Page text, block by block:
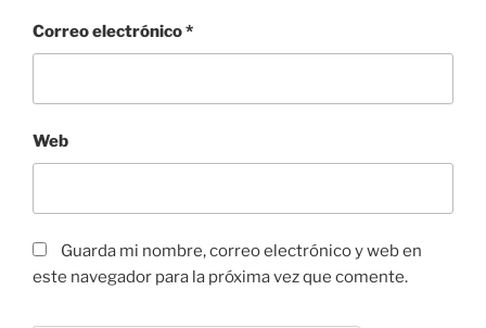
Correo electrónico*
Web
Guarda mi nombre, correo electrónico y web en
este navegador para la próxima vez que comente.